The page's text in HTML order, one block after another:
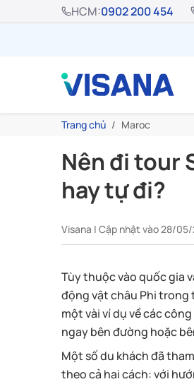
HCM:0902 200 454
Trang chủ Maroc
Nên đi tour
hay tự đi?
Visana | Cập nhật vào 28/
Tùy thuộc vào quốc gia
động vật châu Phi trong
một vài ví dụ về các
ngay bên đường hoặc
Một số du khách đã
theo cả hai cách: với